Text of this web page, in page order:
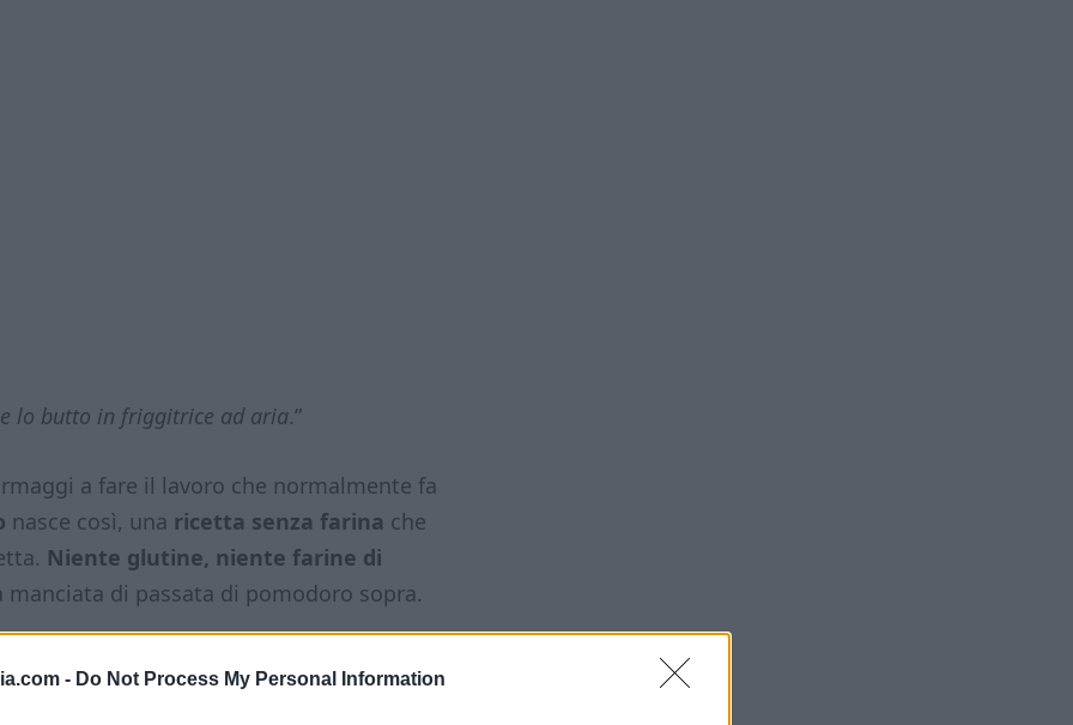
- Do Not Process My Personal Information
lo butto in friggitrice ad aria.”
a fare il lavoro che normalmente fa
nasce così, una ricetta senza farina che
Niente glutine, niente farine di
di passata di pomodoro sopra.
vera ma in versione low carb,